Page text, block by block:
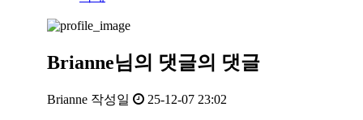
Brianne님의 댓글의 댓글
Brianne 작성일 25-12-07 23:02